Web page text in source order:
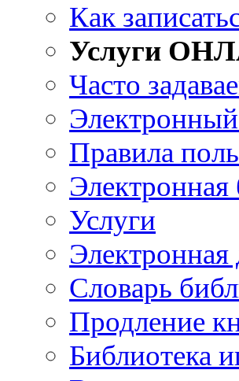
Как
Услуги
Часто
Электронный
Правила
Электронная
Услуги
Электронная
Словарь
Продление
Библиотека